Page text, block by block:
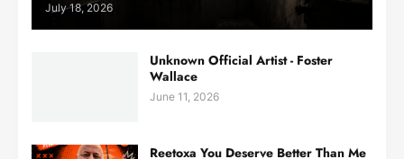
July 18, 2026
Unknown Official Artist - Foster
Wallace
June 11, 2026
Reetoxa You Deserve Better Than Me